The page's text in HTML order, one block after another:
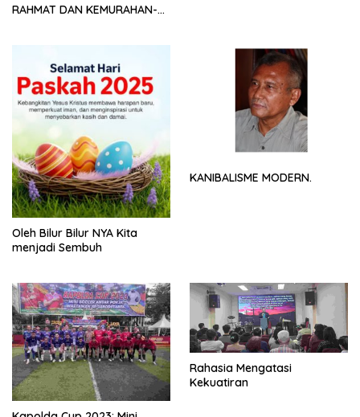
RAHMAT DAN KEMURAHAN-
Oleh Bilur Bilur NYA Kita
menjadi Sembuh
KANIBALISME MODERN.
Rahasia Mengatasi
Kekuatiran